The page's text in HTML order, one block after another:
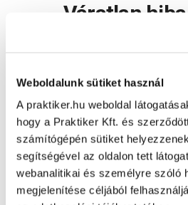
Weboldalunk sütiket használ
A praktiker.hu weboldal
hogy a Praktiker Kft. és
számítógépén sütiket
segítségével az oldalon tett
webanalitikai és személyre szóló
megjelenítése céljából
Váratlan
Oldal